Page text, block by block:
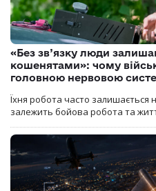
«Без зв’язку люди
кошенятами»: чому
головною нервовою
Їхня робота часто залишається
залежить бойова робота та